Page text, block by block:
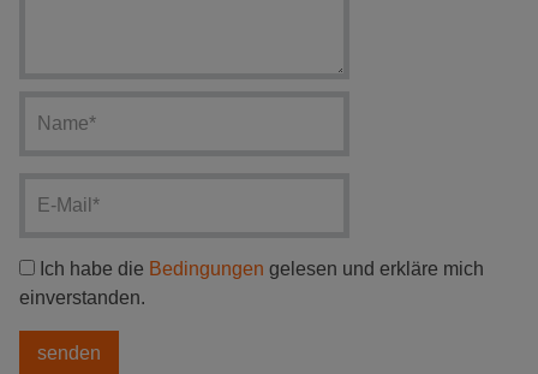
Ich habe die Bedingungen gelesen und erkläre mich
einverstanden.